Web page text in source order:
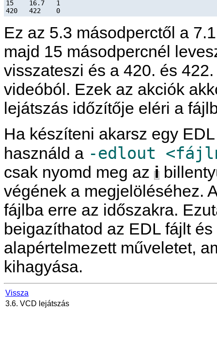
15    16.7   1
Ez az 5.3 másodperctől a
majd 15 másodpercnél
visszateszi és a 420. és
videóból. Ezek az akciók
lejátszás időzítője eléri a
Ha készíteni akarsz egy
használd a -edlout
csak nyomd meg az i
végének a megjelöléséhez.
fájlba erre az időszakra.
beigazíthatod az EDL fájlt
alapértelmezett műveletet,
kihagyása.
Vissza
3.6. VCD lejátszás